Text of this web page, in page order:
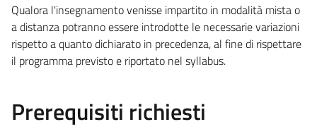
Qualora l'insegnamento venisse impartito in modalità mista o
a distanza potranno essere introdotte le necessarie variazioni
rispetto a quanto dichiarato in precedenza, al fine di rispettare
il programma previsto e riportato nel syllabus.
Prerequisiti richiesti